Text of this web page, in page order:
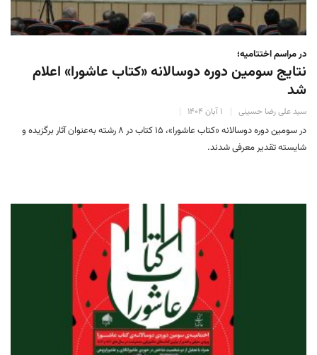
در مراسم اختتامیه؛
نتایج سومین دوره‌ دوسالانه‌ «کتاب عاشورا» اعلام
شد
سید علی رضا حسینی ۱ آبان ۱۴۰۴
در سومین دوره‌ دوسالانه‌ «کتاب عاشورا»، ۱۵ کتاب در ۸ رشته به‌عنوان آثار برگزیده و
شایسته‌ تقدیر معرفی شدند.